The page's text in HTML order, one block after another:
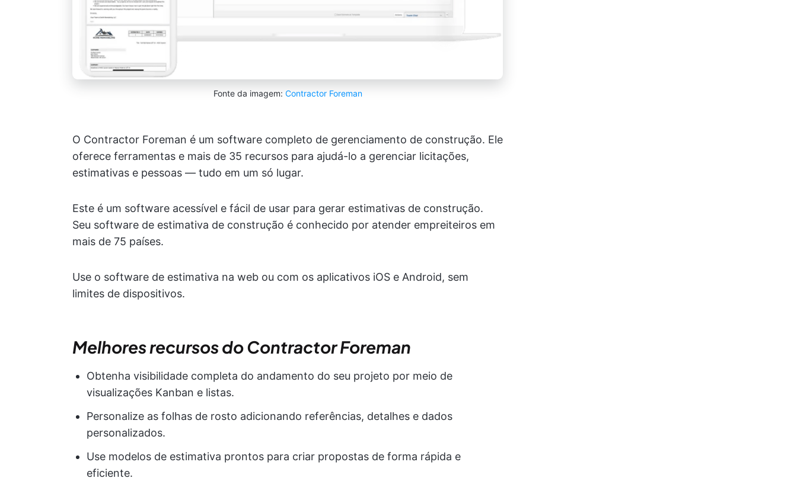
Fonte da imagem: Contractor Foreman
O Contractor Foreman é um software completo de gerenciamento de construção. Ele
oferece ferramentas e mais de 35 recursos para ajudá-lo a gerenciar licitações,
estimativas e pessoas — tudo em um só lugar.
Este é um software acessível e fácil de usar para gerar estimativas de construção.
Seu software de estimativa de construção é conhecido por atender empreiteiros em
mais de 75 países.
Use o software de estimativa na web ou com os aplicativos iOS e Android, sem
limites de dispositivos.
Melhores recursos do Contractor Foreman
Obtenha visibilidade completa do andamento do seu projeto por meio de
visualizações Kanban e listas.
Personalize as folhas de rosto adicionando referências, detalhes e dados
personalizados.
Use modelos de estimativa prontos para criar propostas de forma rápida e
eficiente.